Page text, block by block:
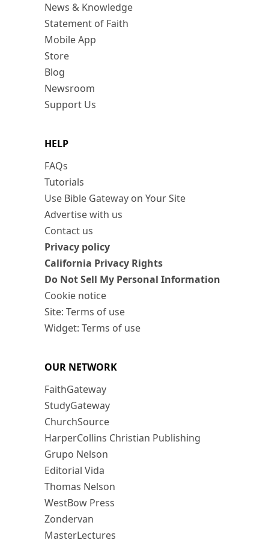
News & Knowledge
Statement of Faith
Mobile App
Store
Blog
Newsroom
Support Us
HELP
FAQs
Tutorials
Use Bible Gateway on Your Site
Advertise with us
Contact us
Privacy policy
California Privacy Rights
Do Not Sell My Personal Information
Cookie notice
Site: Terms of use
Widget: Terms of use
OUR NETWORK
FaithGateway
StudyGateway
ChurchSource
HarperCollins Christian Publishing
Grupo Nelson
Editorial Vida
Thomas Nelson
WestBow Press
Zondervan
MasterLectures